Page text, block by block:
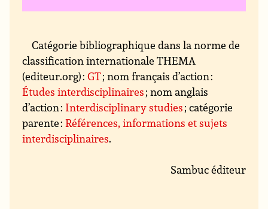
Catégorie bibliographique dans la norme de
classification internationale THEMA
(editeur.org) :GT; nom français d’action :
Études interdisciplinaires; nom anglais
d’action : Interdisciplinary studies; catégorie
parente :Références, informations et sujets
interdisciplinaires.
Sambuc éditeur